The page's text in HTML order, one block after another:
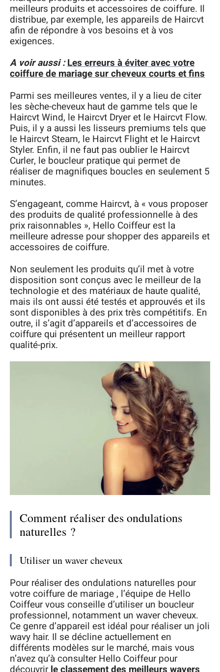
meilleurs produits et accessoires de coiffure. Il
distribue, par exemple, les appareils de Haircvt
afin de répondre à vos besoins et à vos
exigences.
A voir aussi :Les erreurs à éviter avec votre
coiffure de mariage sur cheveux courts et fins
Parmi ses meilleures ventes, il y a lieu de citer
les sèche-cheveux haut de gamme tels que le
Haircvt Wind, le Haircvt Dryer et le Haircvt Flow.
Puis, il y a aussi les lisseurs premiums tels que
le Haircvt Steam, le Haircvt Flight et le Haircvt
Styler. Enfin, il ne faut pas oublier le Haircvt
Curler, le boucleur pratique qui permet de
réaliser de magnifiques boucles en seulement 5
minutes.
S’engageant, comme Haircvt, à « vous proposer
des produits de qualité professionnelle à des
prix raisonnables », Hello Coiffeur est la
meilleure adresse pour shopper des appareils et
accessoires de coiffure.
Non seulement les produits qu’il met à votre
disposition sont conçus avec le meilleur de la
technologie et des matériaux de haute qualité,
mais ils ont aussi été testés et approuvés et ils
sont disponibles à des prix très compétitifs. En
outre, il s’agit d’appareils et d’accessoires de
coiffure qui présentent un meilleur rapport
qualité-prix.
Comment réaliser des ondulations
naturelles ?
Utiliser un waver cheveux
Pour réaliser des ondulations naturelles pour
votre coiffure de mariage , l’équipe de Hello
Coiffeur vous conseille d’utiliser un boucleur
professionnel, notamment un waver cheveux.
Ce genre d’appareil est idéal pour réaliser un joli
wavy hair. Il se décline actuellement en
différents modèles sur le marché, mais vous
n’avez qu’à consulter Hello Coiffeur pour